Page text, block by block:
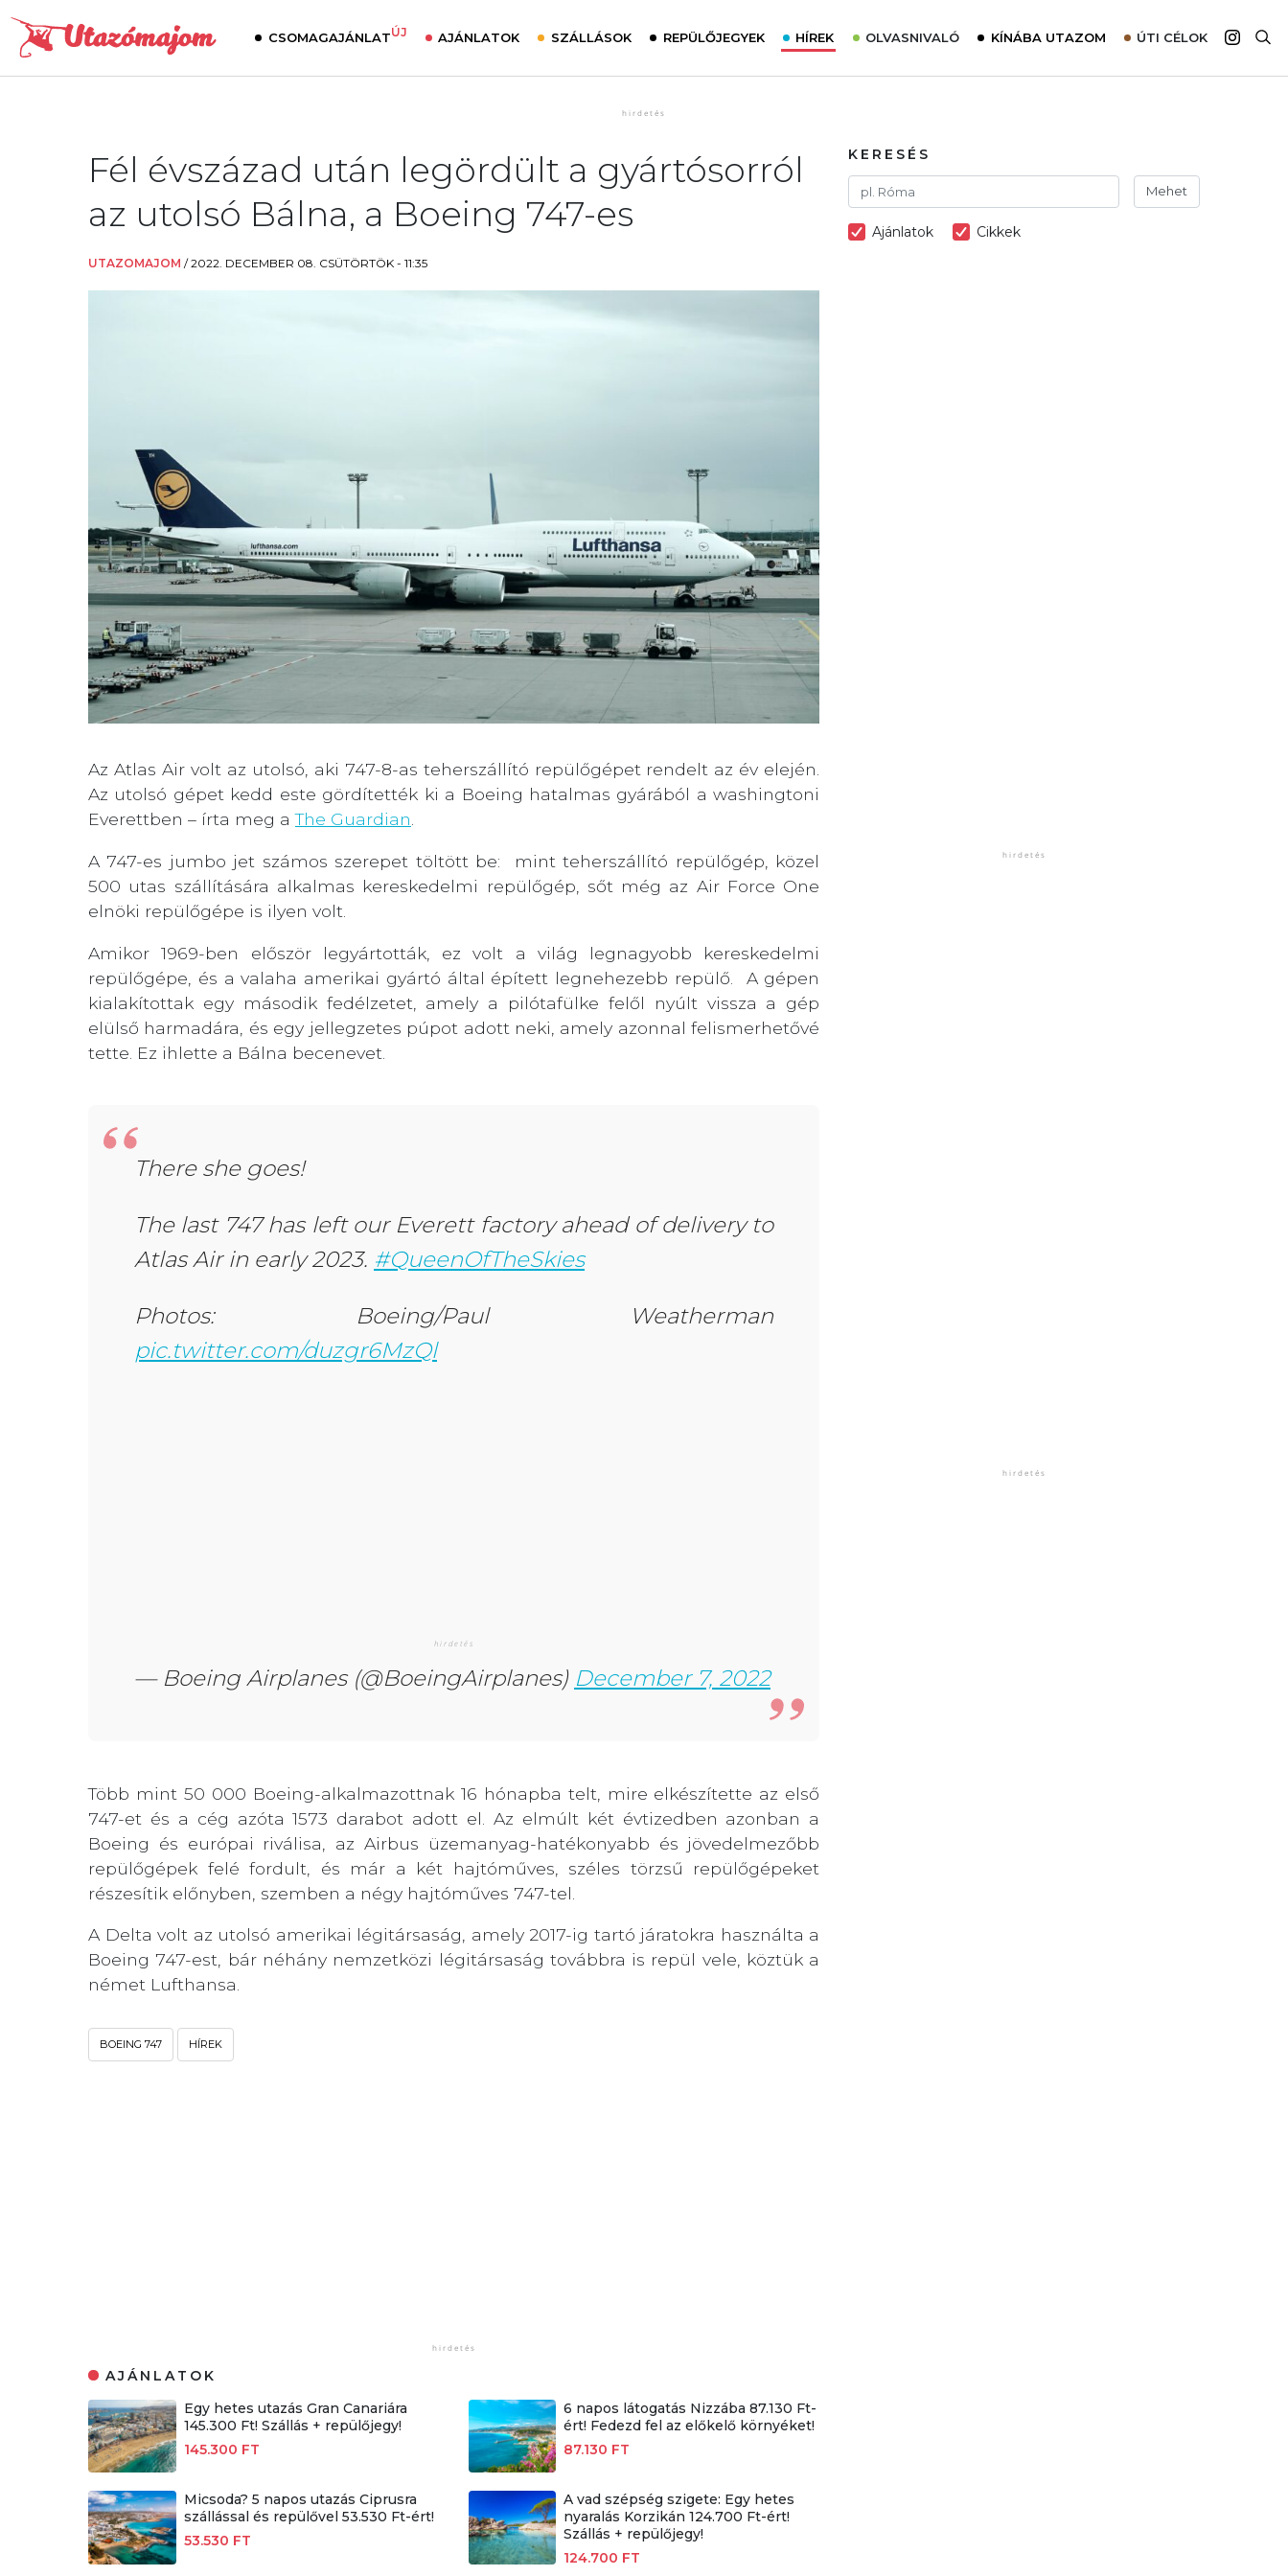
CSOMAGAJÁNLATÚJ AJÁNLATOK SZÁLLÁSOK REPÜLŐJEGYEK HÍREK OLVASNIVALÓ
Interjú
Élménybeszámolók
KÍNÁBA UTAZOM ÚTI CÉLOK
Ausztrália
Fél évszázad után legördült a gyártósorról
az utolsó Bálna, a Boeing 747-es
UTAZOMAJOM /2022. DECEMBER 08. CSÜTÖRTÖK - 11:35
Az Atlas Air volt az utolsó, aki 747-8-as teherszállító repülőgépet rendelt az év elején.
Az utolsó gépet kedd este gördítették ki a Boeing hatalmas gyárából a washingtoni
Everettben – írta meg aThe Guardian.
A 747-es jumbo jet számos szerepet töltött be: mint teherszállító repülőgép, közel
500 utas szállítására alkalmas kereskedelmi repülőgép, sőt még az Air Force One
elnöki repülőgépe is ilyen volt.
Amikor 1969-ben először legyártották, ez volt a világ legnagyobb kereskedelmi
repülőgépe, és a valaha amerikai gyártó által épített legnehezebb repülő. A gépen
kialakítottak egy második fedélzetet, amely a pilótafülke felől nyúlt vissza a gép
elülső harmadára, és egy jellegzetes púpot adott neki, amely azonnal felismerhetővé
tette. Ez ihlette a Bálna becenevet.
There she goes!
The last 747 has left our Everett factory ahead of delivery to
Atlas Air in early 2023. #QueenOfTheSkies
Photos: Boeing/Paul Weatherman
pic.twitter.com/duzgr6MzQl
— Boeing Airplanes (@BoeingAirplanes) December 7, 2022
Több mint 50 000 Boeing-alkalmazottnak 16 hónapba telt, mire elkészítette az első
747-et és a cég azóta 1573 darabot adott el. Az elmúlt két évtizedben azonban a
Boeing és európai riválisa, az Airbus üzemanyag-hatékonyabb és jövedelmezőbb
repülőgépek felé fordult, és már a két hajtóműves, széles törzsű repülőgépeket
részesítik előnyben, szemben a négy hajtóműves 747-tel.
A Delta volt az utolsó amerikai légitársaság, amely 2017-ig tartó járatokra használta a
Boeing 747-est, bár néhány nemzetközi légitársaság továbbra is repül vele, köztük a
német Lufthansa.
BOEING 747 HÍREK
AJÁNLATOK
Egy hetes utazás Gran Canariára
145.300 Ft! Szállás + repülőjegy!
145.300 FT
6 napos látogatás Nizzába 87.130 Ft-
ért! Fedezd fel az előkelő környéket!
87.130 FT
Micsoda? 5 napos utazás Ciprusra
szállással és repülővel 53.530 Ft-ért!
53.530 FT
A vad szépség szigete: Egy hetes
nyaralás Korzikán 124.700 Ft-ért!
Szállás + repülőjegy!
124.700 FT
KERESÉS
Mehet
Ajánlatok Cikkek